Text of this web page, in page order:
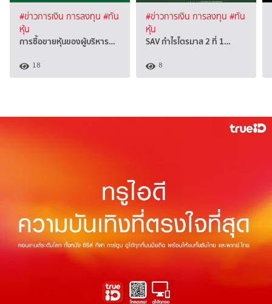
#ข่าวการเงิน การลงทุน #ทัน
หุ้น
การซื้อขายหุ้นของผู้บริหาร…
18
#ข่าวการเงิน การลงทุน #ทัน
หุ้น
SAV กำไรไตรมาส 2 ที่ 1…
8